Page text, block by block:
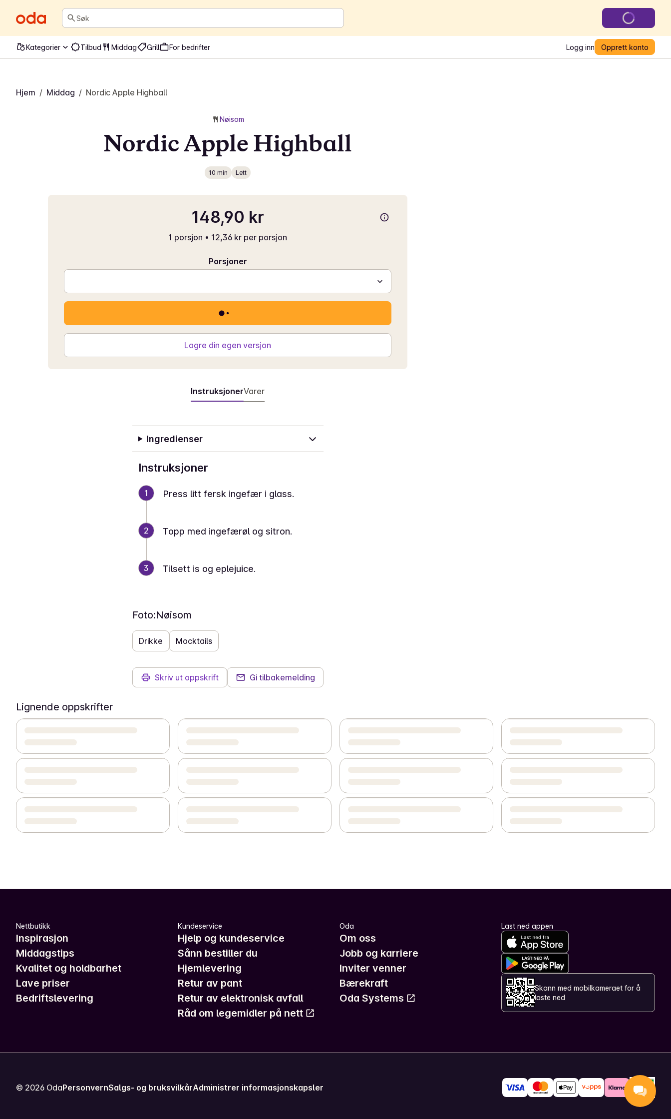
Søk
Kategorier Tilbud Middag Grill For bedrifter Logg inn Opprett konto
Hjem / Middag / Nordic Apple Highball
Nøisom
Nordic Apple Highball
10 min Lett
148,90 kr
1 porsjon • 12,36 kr per porsjon
Porsjoner
Lagre din egen versjon
InstruksjonerVarer
Ingredienser
Instruksjoner
1 Press litt fersk ingefær i glass.
2 Topp med ingefærøl og sitron.
3 Tilsett is og eplejuice.
Foto:Nøisom
Drikke Mocktails
Skriv ut oppskrift Gi tilbakemelding
Lignende oppskrifter
Nettbutikk
Inspirasjon
Middagstips
Kvalitet og holdbarhet
Lave priser
Bedriftslevering
Kundeservice
Hjelp og kundeservice
Sånn bestiller du
Hjemlevering
Retur av pant
Retur av elektronisk avfall
Råd om legemidler på nett
Oda
Om oss
Jobb og karriere
Inviter venner
Bærekraft
Oda Systems
Last ned appen
Skann med mobilkameraet for å
laste ned
© 2026 OdaPersonvernSalgs- og bruksvilkårAdministrer informasjonskapsler